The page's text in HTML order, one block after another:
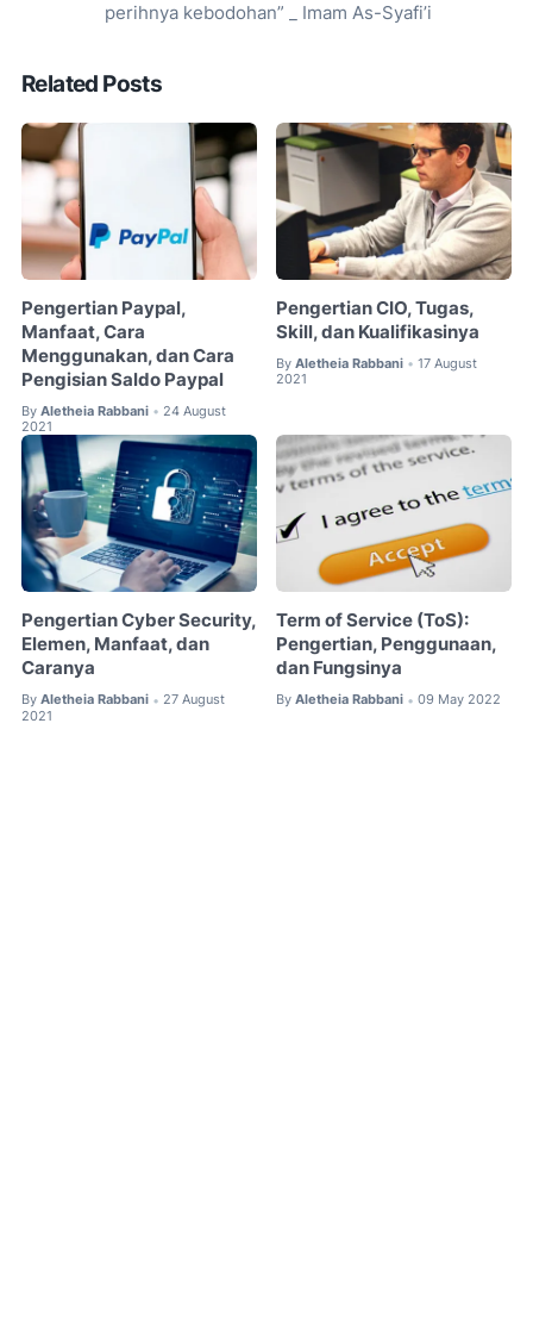
perihnya kebodohan” _ Imam As-Syafi’i
Related Posts
Pengertian Paypal,
Manfaat, Cara
Menggunakan, dan Cara
Pengisian Saldo Paypal
By Aletheia Rabbani • 24 August
2021
Pengertian CIO, Tugas,
Skill, dan Kualifikasinya
By Aletheia Rabbani • 17 August
2021
Pengertian Cyber Security,
Elemen, Manfaat, dan
Caranya
By Aletheia Rabbani • 27 August
2021
Term of Service (ToS):
Pengertian, Penggunaan,
dan Fungsinya
By Aletheia Rabbani • 09 May 2022